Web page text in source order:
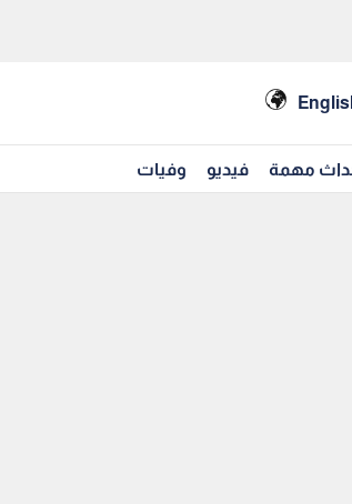
مهمة فيديو وفيات